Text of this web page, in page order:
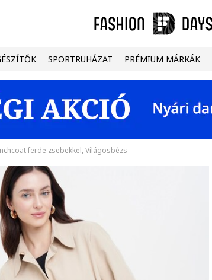
SPORTRUHÁZAT PRÉMIUM MÁRKÁK
ferde zsebekkel, Világosbézs